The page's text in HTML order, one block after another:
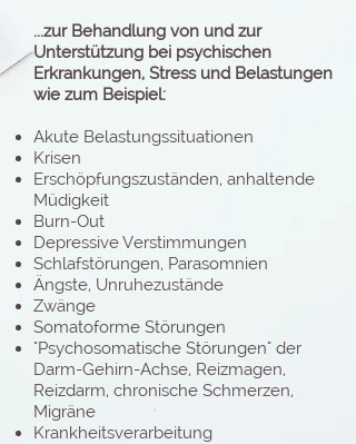
...zur Behandlung von und zur
Unterstützung bei psychischen
Erkrankungen, Stress und Belastungen
wie zum Beispiel:
Akute Belastungssituationen
Krisen
Erschöpfungszuständen, anhaltende
Müdigkeit
Burn-Out
Depressive Verstimmungen
Schlafstörungen, Parasomnien
Ängste, Unruhezustände
Zwänge
Somatoforme Störungen
"Psychosomatische Störungen" der
Darm-Gehirn-Achse, Reizmagen,
Reizdarm, chronische Schmerzen,
Migräne
Krankheitsverarbeitung